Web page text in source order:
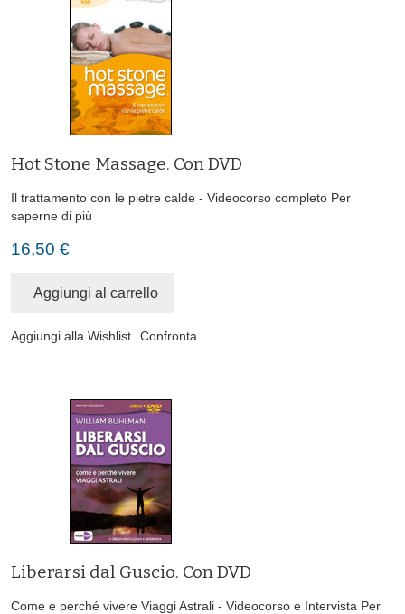
Hot Stone Massage. Con DVD
Il trattamento con le pietre calde - Videocorso completo Per
saperne di più
16,50 €
Aggiungi al carrello
Aggiungi alla Wishlist Confronta
Liberarsi dal Guscio. Con DVD
Come e perché vivere Viaggi Astrali - Videocorso e Intervista Per